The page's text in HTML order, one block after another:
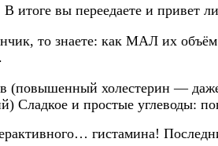
вы переедаете и привет
то знаете: как МАЛ их
(повышенный холестерин —
Сладкое и простые углеводы:
гистамина!